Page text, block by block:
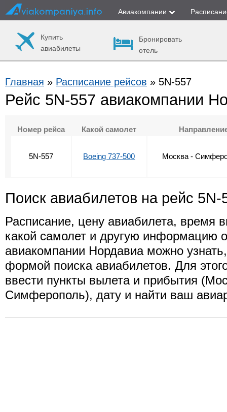
Авиакомпании
Купить
авиабилеты
Бронировать
отель
Главная » Расписание рейсов » 5N-557
Рейс 5N-557 авиакомпании
Номер рейса Какой самолет
5N-557 Boeing 737-500 Москва -
Поиск авиабилетов на рейс 5N-
Расписание, цену авиабилета, время
какой самолет и другую информацию
авиакомпании Нордавиа можно
формой поиска авиабилетов. Для
ввести пункты вылета и прибытия
Симферополь), дату и найти ваш